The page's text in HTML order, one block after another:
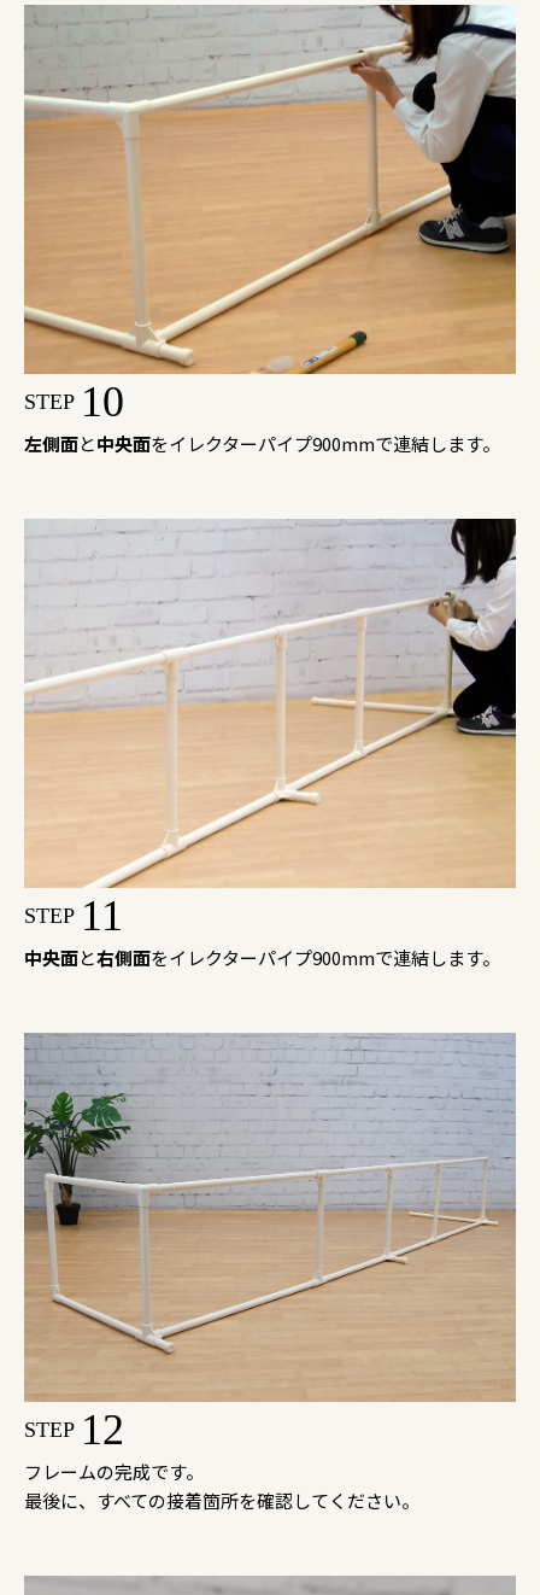
STEP 10
左側面と中央面をイレクターパイプ900mmで連結します。
STEP 11
中央面と右側面をイレクターパイプ900mmで連結します。
STEP 12
フレームの完成です。
最後に、すべての接着箇所を確認してください。